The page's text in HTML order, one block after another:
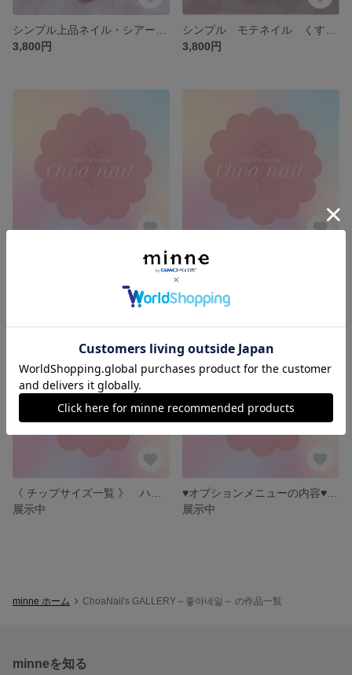
3,800円
3,800円
♥ご購入前に必読お願いいたします♥ChoaNail
展示中
展示中
minne ホーム ChoaNail's GALLERY～좋아네일～ の作品一覧
minneを知る